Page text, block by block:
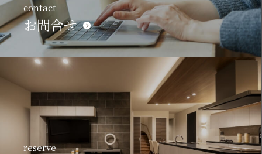
contact
お問合せ
reserve